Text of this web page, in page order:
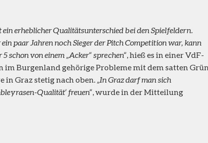
ein erheblicher Qualitätsunterschied bei den Spielfeldern.
paar Jahren noch Sieger der Pitch Competition war, kann
schon von einem „Acker“ sprechen“ , hieß es in einer VdF-
im Burgenland gehörige Probleme mit dem satten Grün
Graz stetig nach oben.
„In Graz darf man sich
Qualität‘ freuen“ , wurde in der Mitteilung